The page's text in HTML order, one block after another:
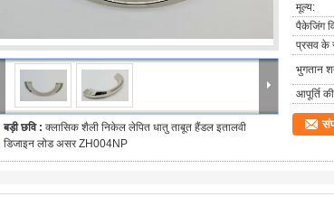
बड़ी छवि : क्लासिक शैली निकेल लेपित धातु ताबूत हैंडल इतालवी
डिजाइन लोड असर ZH004NP
मूल्य:
पैकेजिंग
प्रसव के
भुगतान
आपूर्ति